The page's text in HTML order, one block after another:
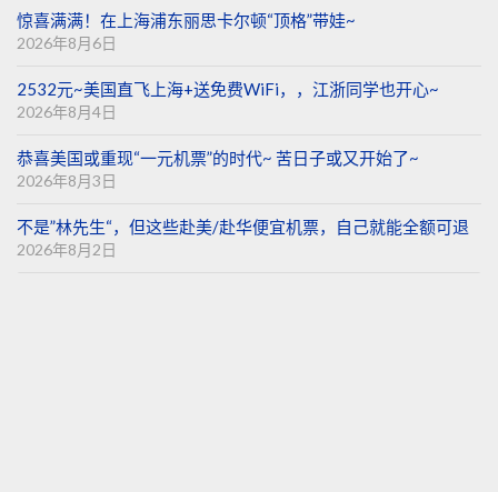
惊喜满满！在上海浦东丽思卡尔顿“顶格”带娃~
2026年8月6日
2532元~美国直飞上海+送免费WiFi，，江浙同学也开心~
2026年8月4日
恭喜美国或重现“一元机票”的时代~ 苦日子或又开始了~
2026年8月3日
不是”林先生“，但这些赴美/赴华便宜机票，自己就能全额可退
2026年8月2日